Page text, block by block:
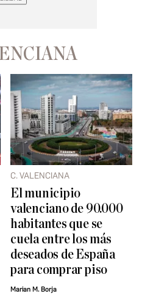
C. VALENCIANA
El municipio
valenciano de 90.000
habitantes que se
cuela entre los más
deseados de España
para comprar piso
Marian M. Borja